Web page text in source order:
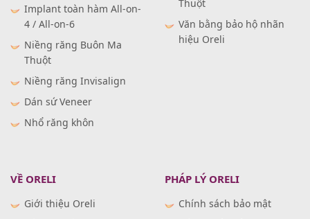
Implant toàn hàm All-on-
4 / All-on-6
Niềng răng Buôn Ma
Thuột
Niềng răng Invisalign
Dán sứ Veneer
Nhổ răng khôn
Thuột
Văn bằng bảo hộ nhãn
hiệu Oreli
VỀ ORELI
Giới thiệu Oreli
PHÁP LÝ ORELI
Chính sách bảo mật